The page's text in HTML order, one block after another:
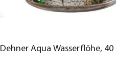
Dehner Aqua Wasserflöhe, 40